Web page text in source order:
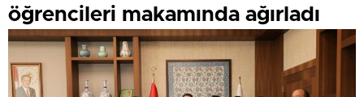
öğrencileri makamında ağırladı